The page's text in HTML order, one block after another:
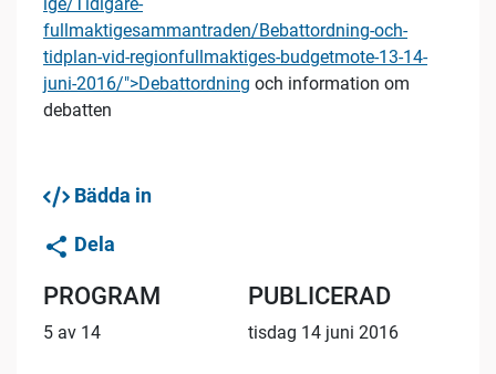
fullmaktigesammantraden/Bebattordning-och-
tidplan-vid-regionfullmaktiges-budgetmote-13-14-
juni-2016/">Debattordning och information om
debatten
Bädda in
Dela
PROGRAM
5 av 14
PUBLICERAD
tisdag 14 juni 2016